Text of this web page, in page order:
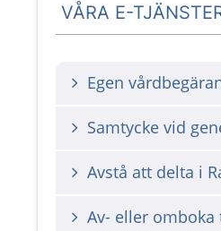
VÅRA E-
Samtycke vid
Avstå att delta i
Av- eller omboka